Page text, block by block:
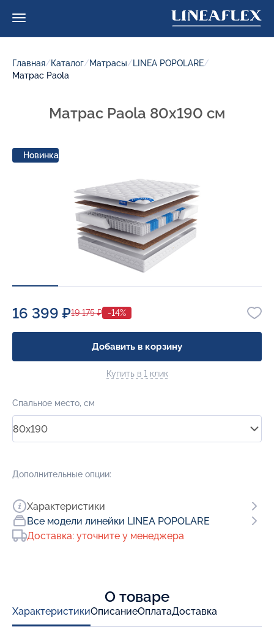
Главная/Каталог/Матрасы/ LINEA POPOLARE/
Матрас Paola
О товаре
ХарактеристикиОписаниеОплатаДоставка
Матрас Paola 80x190 см
Новинка
16 399 ₽19 175 ₽ -14%
Добавить в корзину
Купить в 1 клик
Спальное место, см
80x190
Дополнительные опции:
Характеристики
Все модели линейки LINEA POPOLARE
Доставка: уточните у менеджера